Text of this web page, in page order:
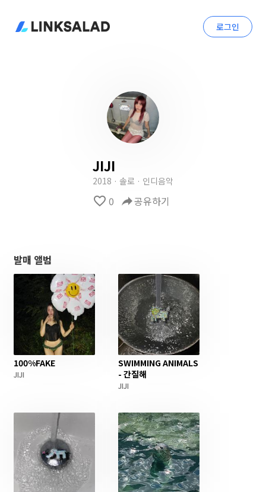
로그인
JIJI
2018 · 솔로 · 인디음악
favorite_border 0 reply공유하기
발매 앨범
100%FAKE
JIJI
SWIMMING ANIMALS
- 간질해
JIJI